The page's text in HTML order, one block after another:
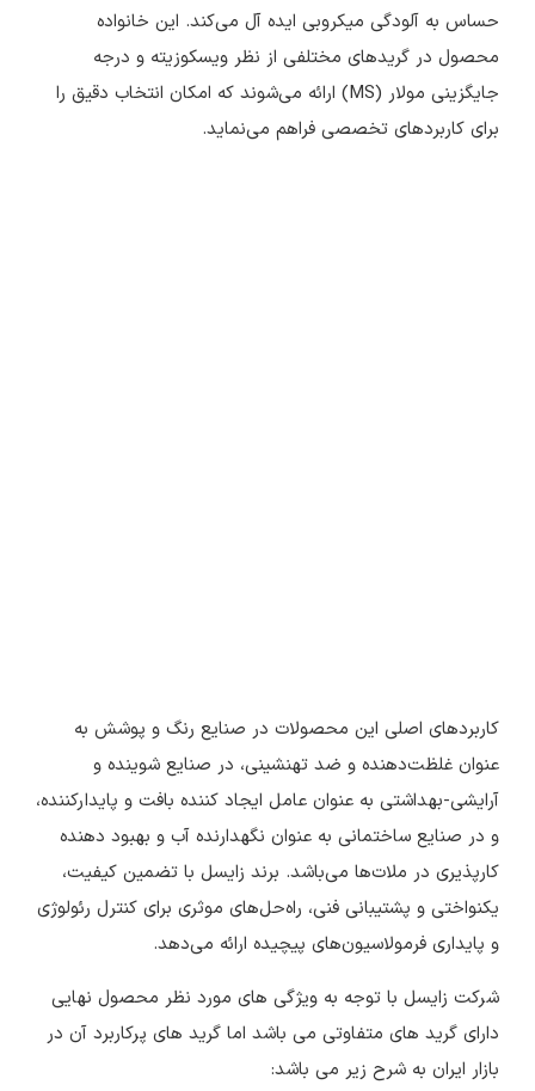
حساس به آلودگی میکروبی ایده آل می‌کند. این خانواده
محصول در گریدهای مختلفی از نظر ویسکوزیته و درجه
جایگزینی مولار (MS) ارائه می‌شوند که امکان انتخاب دقیق را
برای کاربردهای تخصصی فراهم می‌نماید.
کاربردهای اصلی این محصولات در صنایع رنگ و پوشش به
عنوان غلظت‌دهنده و ضد تهنشینی، در صنایع شوینده و
آرایشی-بهداشتی به عنوان عامل ایجاد کننده بافت و پایدارکننده،
و در صنایع ساختمانی به عنوان نگهدارنده آب و بهبود دهنده
کارپذیری در ملات‌ها می‌باشد. برند زایسل با تضمین کیفیت،
یکنواختی و پشتیبانی فنی، راه‌حل‌های موثری برای کنترل رئولوژی
و پایداری فرمولاسیون‌های پیچیده ارائه می‌دهد.
شرکت زایسل با توجه به ویژگی های مورد نظر محصول نهایی
دارای گرید های متفاوتی می باشد اما گرید های پرکاربرد آن در
بازار ایران به شرح زیر می باشد: